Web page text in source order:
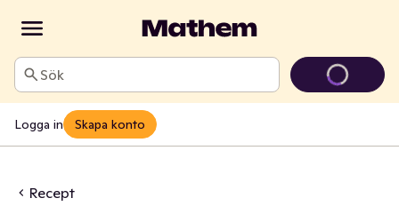
Sök
Logga in Skapa konto
Recept